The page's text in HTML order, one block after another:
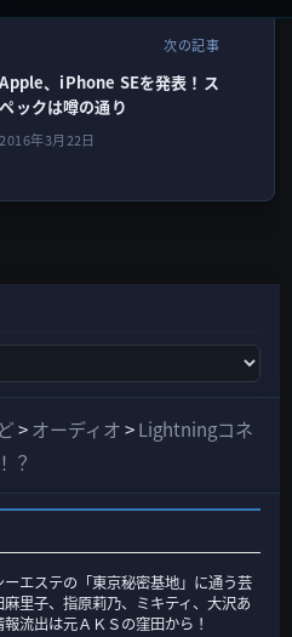
次の記事
Apple、iPhone SEを発表！ス
ペックは噂の通り
2016年3月22日
>オーディオ>Lightningコネ
？
エステの「東京秘密基地」に通う芸
里子、指原莉乃、ミキティ、大沢あ
流出は元ＡＫＳの窪田から！